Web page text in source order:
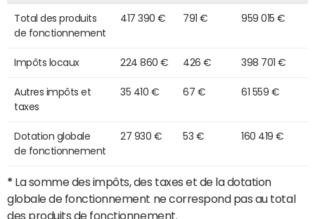
Total des produits
de fonctionnement
417 390 € 791 € 959 015 €
Impôts locaux 224 860 € 426 € 398 701 €
Autres impôts et
taxes
35 410 € 67 € 61 559 €
Dotation globale
de fonctionnement
27 930 € 53 € 160 419 €
* La somme des impôts, des taxes et de la dotation
globale de fonctionnement ne correspond pas au total
des produits de fonctionnement.